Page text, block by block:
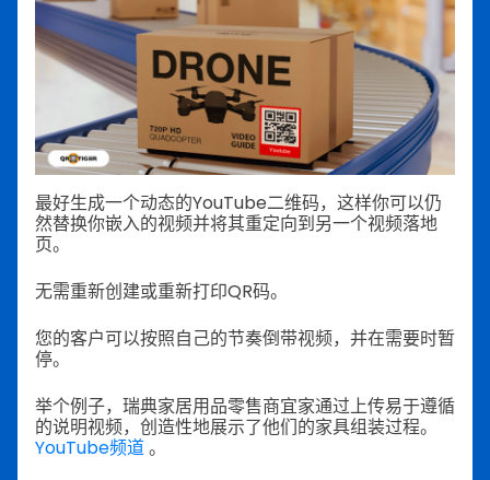
最好生成一个动态的YouTube二维码，这样你可以仍
然替换你嵌入的视频并将其重定向到另一个视频落地
页。
无需重新创建或重新打印QR码。
您的客户可以按照自己的节奏倒带视频，并在需要时暂
停。
举个例子，瑞典家居用品零售商宜家通过上传易于遵循
的说明视频，创造性地展示了他们的家具组装过程。
YouTube频道。